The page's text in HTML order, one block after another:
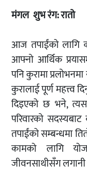
मंगल शुभ रंग: रातो
आज तपाईंको लागि
आफ्नो आर्थिक
पनि कुरामा
कुरालाई पूर्ण महत्त्व
दिइएको छ भने,
परिवारको
तपाईंको सम्बन्धमा
कामको लागि
जीवनसाथीसँग लगानी